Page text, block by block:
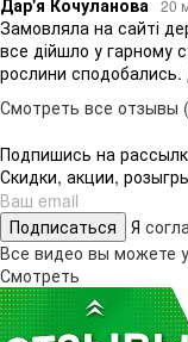
20
Замовляла на сайті
все дійшло у гарному
рослини
Смотреть все отзывы
Подпишись на
Скидки, акции,
Подписаться Я
Все видео вы можете
Смотреть